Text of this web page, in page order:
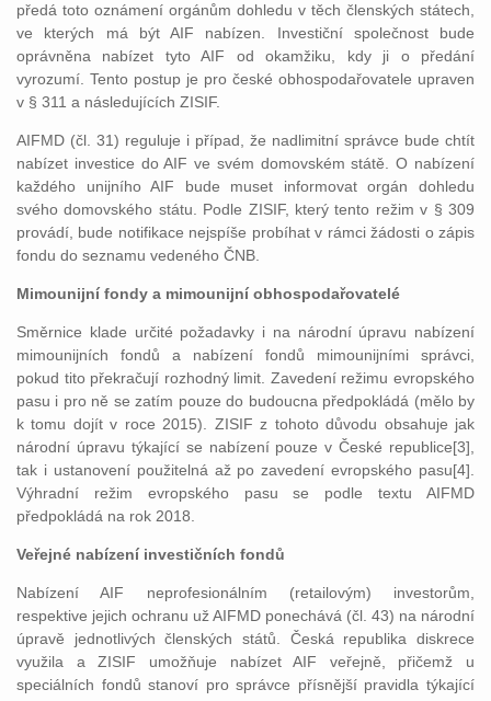
předá toto oznámení orgánům dohledu v těch členských státech,
ve kterých má být AIF nabízen. Investiční společnost bude
oprávněna nabízet tyto AIF od okamžiku, kdy ji o předání
vyrozumí. Tento postup je pro české obhospodařovatele upraven
v § 311 a následujících ZISIF.
AIFMD (čl. 31) reguluje i případ, že nadlimitní správce bude chtít
nabízet investice do AIF ve svém domovském státě. O nabízení
každého unijního AIF bude muset informovat orgán dohledu
svého domovského státu. Podle ZISIF, který tento režim v § 309
provádí, bude notifikace nejspíše probíhat v rámci žádosti o zápis
fondu do seznamu vedeného ČNB.
Mimounijní fondy a mimounijní obhospodařovatelé
Směrnice klade určité požadavky i na národní úpravu nabízení
mimounijních fondů a nabízení fondů mimounijními správci,
pokud tito překračují rozhodný limit. Zavedení režimu evropského
pasu i pro ně se zatím pouze do budoucna předpokládá (mělo by
k tomu dojít v roce 2015). ZISIF z tohoto důvodu obsahuje jak
národní úpravu týkající se nabízení pouze v České republice[3],
tak i ustanovení použitelná až po zavedení evropského pasu[4].
Výhradní režim evropského pasu se podle textu AIFMD
předpokládá na rok 2018.
Veřejné nabízení investičních fondů
Nabízení AIF neprofesionálním (retailovým) investorům,
respektive jejich ochranu už AIFMD ponechává (čl. 43) na národní
úpravě jednotlivých členských států. Česká republika diskrece
využila a ZISIF umožňuje nabízet AIF veřejně, přičemž u
speciálních fondů stanoví pro správce přísnější pravidla týkající